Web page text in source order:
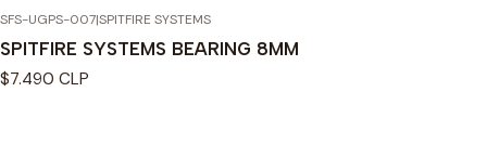
SFS-UGPS-007|SPITFIRE SYSTEMS
SPITFIRE SYSTEMS BEARING 8MM
$7.490 CLP